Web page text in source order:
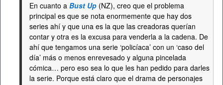
En cuanto a Bust Up (NZ), creo que el problema
principal es que se nota enormemente que hay dos
series ahí y que una es la que las creadoras querían
contar y otra es la excusa para venderla a la cadena. De
ahí que tengamos una serie ‘policíaca’ con un ‘caso del
día’ más o menos enrevesado y alguna pincelada
cómica… pero eso sea lo que les han pedido para darles
la serie. Porque está claro que el drama de personajes